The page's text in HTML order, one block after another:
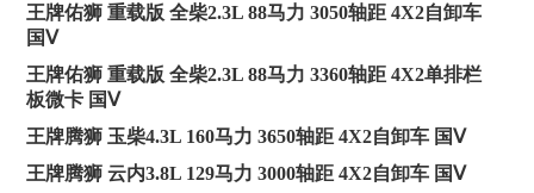
王牌佑狮 重载版 全柴2.3L 88马力 3050轴距 4X2自卸车
国Ⅴ
王牌佑狮 重载版 全柴2.3L 88马力 3360轴距 4X2单排栏
板微卡 国Ⅴ
王牌腾狮 玉柴4.3L 160马力 3650轴距 4X2自卸车 国Ⅴ
王牌腾狮 云内3.8L 129马力 3000轴距 4X2自卸车 国Ⅴ